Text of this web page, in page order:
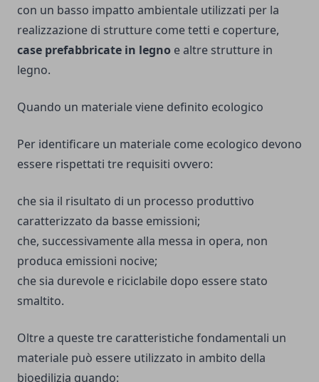
con un basso impatto ambientale utilizzati per la
realizzazione di strutture come tetti e coperture,
case prefabbricate in legno e altre strutture in
legno.
Quando un materiale viene definito ecologico
Per identificare un materiale come ecologico devono
essere rispettati tre requisiti ovvero:
che sia il risultato di un processo produttivo
caratterizzato da basse emissioni;
che, successivamente alla messa in opera, non
produca emissioni nocive;
che sia durevole e riciclabile dopo essere stato
smaltito.
Oltre a queste tre caratteristiche fondamentali un
materiale può essere utilizzato in ambito della
bioedilizia quando: